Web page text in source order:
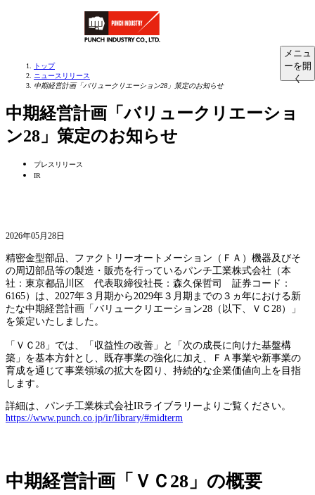
メニュ
ーを開
く
トップ
ニュースリリース
中期経営計画「バリュークリエーション28」策定のお知らせ
中期経営計画「バリュークリエーショ
ン28」策定のお知らせ
プレスリリース
IR
2026年05月28日
精密金型部品、ファクトリーオートメーション（ＦＡ）機器及びそ
の周辺部品等の製造・販売を行っているパンチ工業株式会社（本
社：東京都品川区 代表取締役社長：森久保哲司 証券コード：
6165）は、2027年３月期から2029年３月期までの３ヵ年における新
たな中期経営計画「バリュークリエーション28（以下、ＶＣ28）」
を策定いたしました。
「ＶＣ28」では、「収益性の改善」と「次の成長に向けた基盤構
築」を基本方針とし、既存事業の強化に加え、ＦＡ事業や新事業の
育成を通じて事業領域の拡大を図り、持続的な企業価値向上を目指
します。
詳細は、パンチ工業株式会社IRライブラリーよりご覧ください。
https://www.punch.co.jp/ir/library/#midterm
中期経営計画「ＶＣ28」の概要